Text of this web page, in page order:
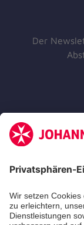
Der
Die